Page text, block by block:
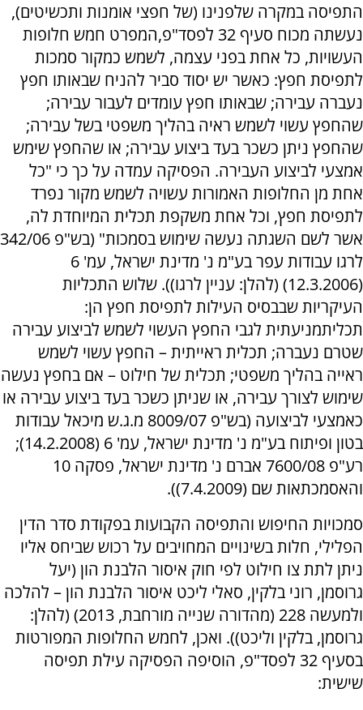
התפיסה במקרה שלפנינו (של חפצי אומנות ותכשיטים),
נעשתה מכוח סעיף 32 לפסד"פ,המפרט חמש חלופות
העשויות, כל אחת בפני עצמה, לשמש כמקור סמכות
לתפיסת חפץ: כאשר יש יסוד סביר להניח שבאותו חפץ
נעברה עבירה; שבאותו חפץ עומדים לעבור עבירה;
שהחפץ עשוי לשמש ראיה בהליך משפטי בשל עבירה;
שהחפץ ניתן כשכר בעד ביצוע עבירה; או שהחפץ שימש
אמצעי לביצוע העבירה. הפסיקה עמדה על כך כי "כל
אחת מן החלופות האמורות עשויה לשמש מקור נפרד
לתפיסת חפץ, וכל אחת משקפת תכלית המיוחדת לה,
אשר לשם השגתה נעשה שימוש בסמכות" (בש"פ 342/06
לרגו עבודות עפר בע"מ נ' מדינת ישראל, עמ' 6
(12.3.2006) (להלן: עניין לרגו)). שלוש התכליות
העיקריות שבבסיס העילות לתפיסת חפץ הן:
תכליתמניעתית לגבי החפץ העשוי לשמש לביצוע עבירה
שטרם נעברה; תכלית ראייתית – החפץ עשוי לשמש
ראייה בהליך משפטי; תכלית של חילוט – אם בחפץ נעשה
שימוש לצורך עבירה, או שניתן כשכר בעד ביצוע עבירה או
כאמצעי לביצועה (בש"פ 8009/07 מ.ג.ש מיכאל עבודות
בטון ופיתוח בע"מ נ' מדינת ישראל, עמ' 6 (14.2.2008);
רע"פ 7600/08 אברם נ' מדינת ישראל, פסקה 10
והאסמכתאות שם (7.4.2009)).
סמכויות החיפוש והתפיסה הקבועות בפקודת סדר הדין
הפלילי, חלות בשינויים המחויבים על רכוש שביחס אליו
ניתן לתת צו חילוט לפי חוק איסור הלבנת הון (יעל
גרוסמן, רוני בלקין, סאלי ליכט איסור הלבנת הון – להלכה
ולמעשה 228 (מהדורה שנייה מורחבת, 2013) (להלן:
גרוסמן, בלקין וליכט)). ואכן, לחמש החלופות המפורטות
בסעיף 32 לפסד"פ, הוסיפה הפסיקה עילת תפיסה
שישית: